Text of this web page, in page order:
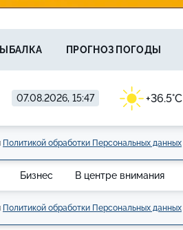
07.08.2026, 15:47 +36.5°C
ПРОГНОЗ ПОГОДЫ
Политикой обработки Персональных данных
Бизнес В центре внимания
Политикой обработки Персональных данных